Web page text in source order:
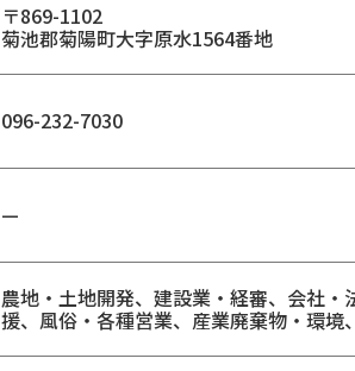
〒869-1102
菊池郡菊陽町大字原水1564番地
096-232-7030
—
農地・土地開発、建設業・経審、会社
援、風俗・各種営業、産業廃棄物・環境